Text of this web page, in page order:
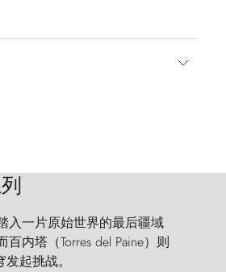
入一片原始世界的最后疆域
内塔（Torres del Paine）则
起挑战。